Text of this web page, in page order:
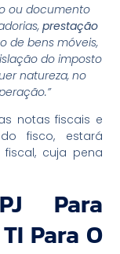
ou documento
prestação
de bens móveis,
do imposto
natureza, no
notas fiscais e
fisco, estará
cuja pena
Para
Para O